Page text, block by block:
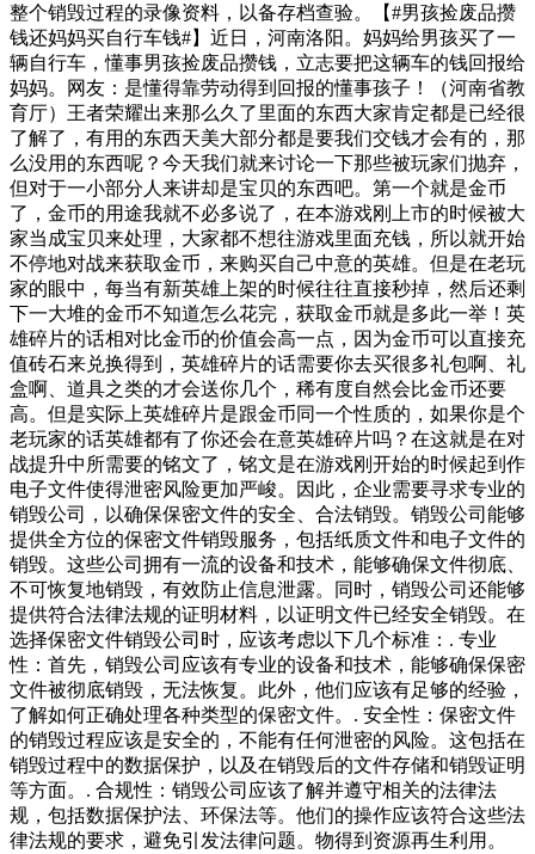
整个销毁过程的录像资料，以备存档查验。【#男孩捡废品攒
钱还妈妈买自行车钱#】近日，河南洛阳。妈妈给男孩买了一
辆自行车，懂事男孩捡废品攒钱，立志要把这辆车的钱回报给
妈妈。网友：是懂得靠劳动得到回报的懂事孩子！（河南省教
育厅）王者荣耀出来那么久了里面的东西大家肯定都是已经很
了解了，有用的东西天美大部分都是要我们交钱才会有的，那
么没用的东西呢？今天我们就来讨论一下那些被玩家们抛弃，
但对于一小部分人来讲却是宝贝的东西吧。第一个就是金币
了，金币的用途我就不必多说了，在本游戏刚上市的时候被大
家当成宝贝来处理，大家都不想往游戏里面充钱，所以就开始
不停地对战来获取金币，来购买自己中意的英雄。但是在老玩
家的眼中，每当有新英雄上架的时候往往直接秒掉，然后还剩
下一大堆的金币不知道怎么花完，获取金币就是多此一举！英
雄碎片的话相对比金币的价值会高一点，因为金币可以直接充
值砖石来兑换得到，英雄碎片的话需要你去买很多礼包啊、礼
盒啊、道具之类的才会送你几个，稀有度自然会比金币还要
高。但是实际上英雄碎片是跟金币同一个性质的，如果你是个
老玩家的话英雄都有了你还会在意英雄碎片吗？在这就是在对
战提升中所需要的铭文了，铭文是在游戏刚开始的时候起到作
电子文件使得泄密风险更加严峻。因此，企业需要寻求专业的
销毁公司，以确保保密文件的安全、合法销毁。销毁公司能够
提供全方位的保密文件销毁服务，包括纸质文件和电子文件的
销毁。这些公司拥有一流的设备和技术，能够确保文件彻底、
不可恢复地销毁，有效防止信息泄露。同时，销毁公司还能够
提供符合法律法规的证明材料，以证明文件已经安全销毁。在
选择保密文件销毁公司时，应该考虑以下几个标准：. 专业
性：首先，销毁公司应该有专业的设备和技术，能够确保保密
文件被彻底销毁，无法恢复。此外，他们应该有足够的经验，
了解如何正确处理各种类型的保密文件。. 安全性：保密文件
的销毁过程应该是安全的，不能有任何泄密的风险。这包括在
销毁过程中的数据保护，以及在销毁后的文件存储和销毁证明
等方面。. 合规性：销毁公司应该了解并遵守相关的法律法
规，包括数据保护法、环保法等。他们的操作应该符合这些法
律法规的要求，避免引发法律问题。物得到资源再生利用。